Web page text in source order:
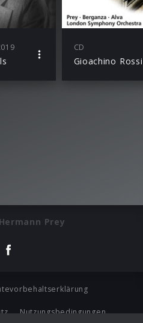
CD
Prey
Nutzungsbedingungen